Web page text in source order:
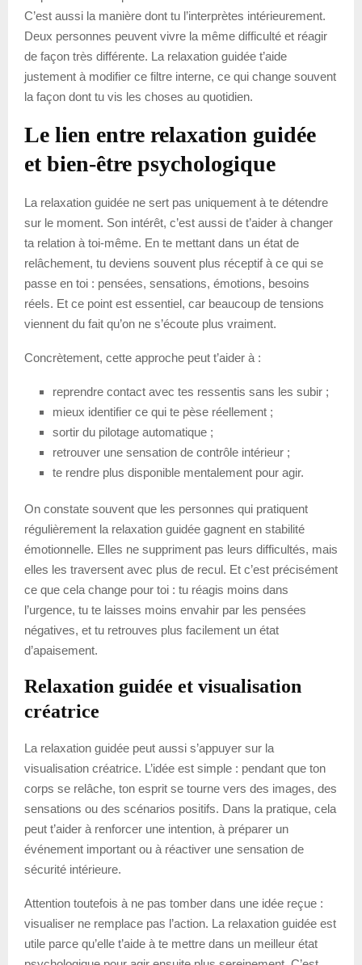
C’est aussi la manière dont tu l’interprètes intérieurement.
Deux personnes peuvent vivre la même difficulté et réagir
de façon très différente. La relaxation guidée t’aide
justement à modifier ce filtre interne, ce qui change souvent
la façon dont tu vis les choses au quotidien.
Le lien entre relaxation guidée
et bien-être psychologique
La relaxation guidée ne sert pas uniquement à te détendre
sur le moment. Son intérêt, c’est aussi de t’aider à changer
ta relation à toi-même. En te mettant dans un état de
relâchement, tu deviens souvent plus réceptif à ce qui se
passe en toi : pensées, sensations, émotions, besoins
réels. Et ce point est essentiel, car beaucoup de tensions
viennent du fait qu’on ne s’écoute plus vraiment.
Concrètement, cette approche peut t’aider à :
reprendre contact avec tes ressentis sans les subir ;
mieux identifier ce qui te pèse réellement ;
sortir du pilotage automatique ;
retrouver une sensation de contrôle intérieur ;
te rendre plus disponible mentalement pour agir.
On constate souvent que les personnes qui pratiquent
régulièrement la relaxation guidée gagnent en stabilité
émotionnelle. Elles ne suppriment pas leurs difficultés, mais
elles les traversent avec plus de recul. Et c’est précisément
ce que cela change pour toi : tu réagis moins dans
l’urgence, tu te laisses moins envahir par les pensées
négatives, et tu retrouves plus facilement un état
d’apaisement.
Relaxation guidée et visualisation
créatrice
La relaxation guidée peut aussi s’appuyer sur la
visualisation créatrice. L’idée est simple : pendant que ton
corps se relâche, ton esprit se tourne vers des images, des
sensations ou des scénarios positifs. Dans la pratique, cela
peut t’aider à renforcer une intention, à préparer un
événement important ou à réactiver une sensation de
sécurité intérieure.
Attention toutefois à ne pas tomber dans une idée reçue :
visualiser ne remplace pas l’action. La relaxation guidée est
utile parce qu’elle t’aide à te mettre dans un meilleur état